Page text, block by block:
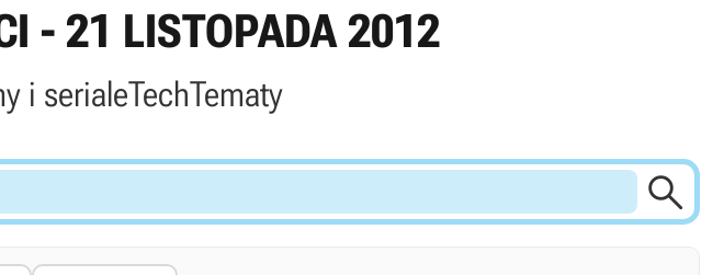
- 21 LISTOPADA 2012
i serialeTechTematy
